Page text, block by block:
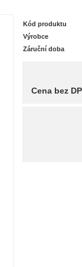
Kód produktu
Výrobce
Záruční doba
Cena bez